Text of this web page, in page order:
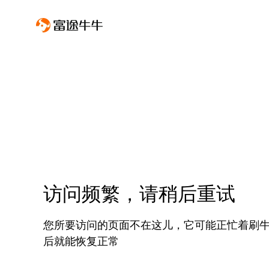
访问频繁，请稍后重试
您所要访问的页面不在这儿，它可能正忙着刷
后就能恢复正常